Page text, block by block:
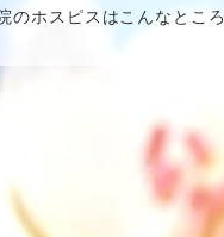
のホスピスはこんなところ